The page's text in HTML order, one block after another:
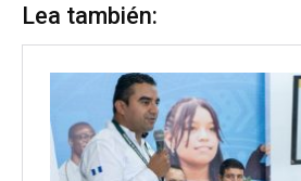
Lea también: